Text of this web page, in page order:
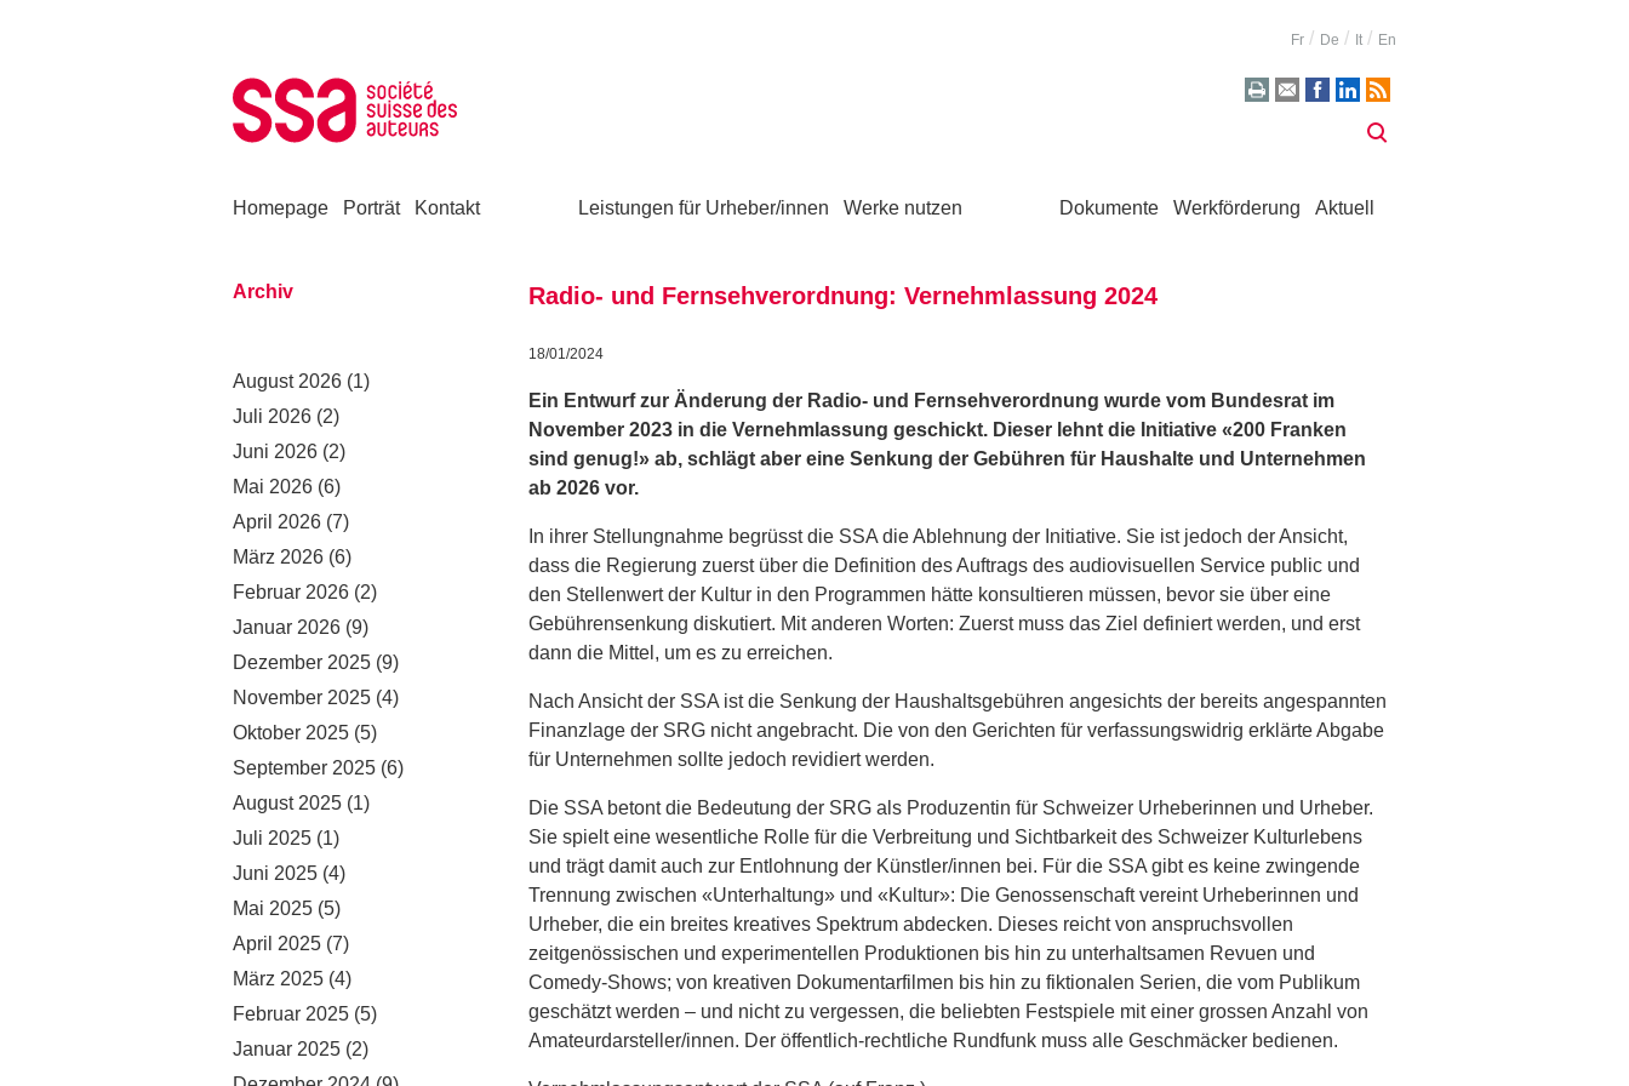
Fr De It En
Homepage Porträt Kontakt Leistungen für Urheber/innen Werke nutzen Dokumente Werkförderung Aktuell
Archiv
August 2026 (1)
Juli 2026 (2)
Juni 2026 (2)
Mai 2026 (6)
April 2026 (7)
März 2026 (6)
Februar 2026 (2)
Januar 2026 (9)
Dezember 2025 (9)
November 2025 (4)
Oktober 2025 (5)
September 2025 (6)
August 2025 (1)
Juli 2025 (1)
Juni 2025 (4)
Mai 2025 (5)
April 2025 (7)
März 2025 (4)
Februar 2025 (5)
Januar 2025 (2)
Radio- und Fernsehverordnung: Vernehmlassung 2024
18/01/2024
Ein Entwurf zur Änderung der Radio- und Fernsehverordnung wurde vom Bundesrat im
November 2023 in die Vernehmlassung geschickt. Dieser lehnt die Initiative «200 Franken
sind genug!» ab, schlägt aber eine Senkung der Gebühren für Haushalte und Unternehmen
ab 2026 vor.
In ihrer Stellungnahme begrüsst die SSA die Ablehnung der Initiative. Sie ist jedoch der Ansicht,
dass die Regierung zuerst über die Definition des Auftrags des audiovisuellen Service public und
den Stellenwert der Kultur in den Programmen hätte konsultieren müssen, bevor sie über eine
Gebührensenkung diskutiert. Mit anderen Worten: Zuerst muss das Ziel definiert werden, und erst
dann die Mittel, um es zu erreichen.
Nach Ansicht der SSA ist die Senkung der Haushaltsgebühren angesichts der bereits angespannten
Finanzlage der SRG nicht angebracht. Die von den Gerichten für verfassungswidrig erklärte Abgabe
für Unternehmen sollte jedoch revidiert werden.
Die SSA betont die Bedeutung der SRG als Produzentin für Schweizer Urheberinnen und Urheber.
Sie spielt eine wesentliche Rolle für die Verbreitung und Sichtbarkeit des Schweizer Kulturlebens
und trägt damit auch zur Entlohnung der Künstler/innen bei. Für die SSA gibt es keine zwingende
Trennung zwischen «Unterhaltung» und «Kultur»: Die Genossenschaft vereint Urheberinnen und
Urheber, die ein breites kreatives Spektrum abdecken. Dieses reicht von anspruchsvollen
zeitgenössischen und experimentellen Produktionen bis hin zu unterhaltsamen Revuen und
Comedy-Shows; von kreativen Dokumentarfilmen bis hin zu fiktionalen Serien, die vom Publikum
geschätzt werden – und nicht zu vergessen, die beliebten Festspiele mit einer grossen Anzahl von
Amateurdarsteller/innen. Der öffentlich-rechtliche Rundfunk muss alle Geschmäcker bedienen.